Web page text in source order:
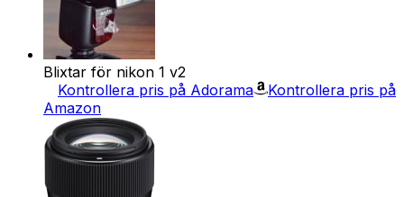
Blixtar för nikon 1 v2
Kontrollera pris på Adorama
Kontrollera pris på
Amazon